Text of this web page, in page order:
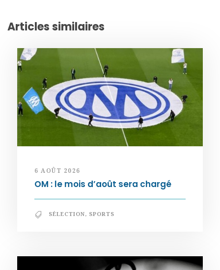
Articles similaires
6 AOÛT 2026
OM : le mois d’août sera chargé
SÉLECTION, SPORTS